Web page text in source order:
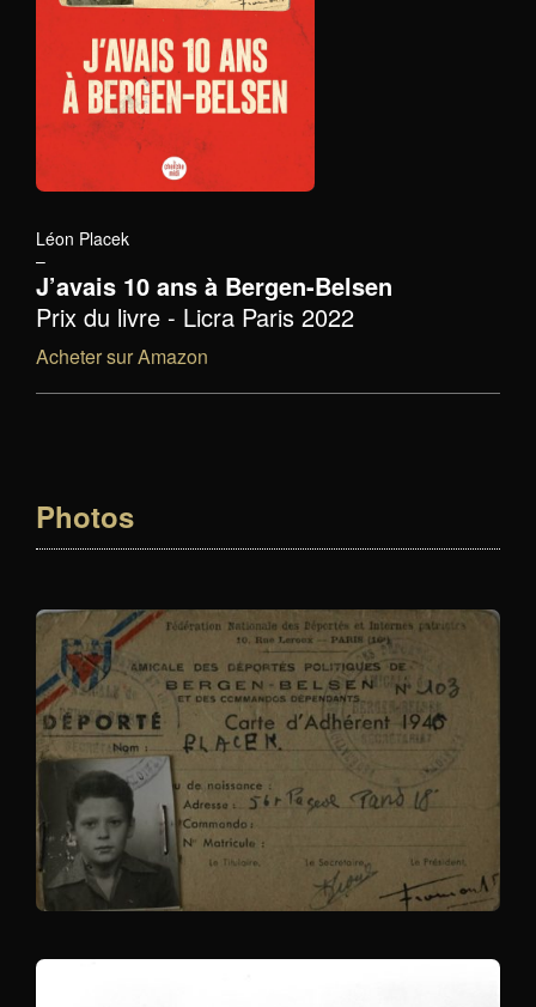
Léon Placek
–
J’avais 10 ans à Bergen-Belsen
Prix du livre - Licra Paris 2022
Acheter sur Amazon
Photos